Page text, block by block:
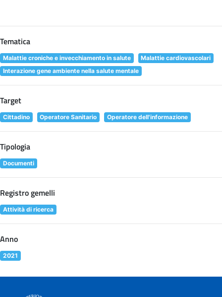
Tematica
Malattie croniche e invecchiamento in salute
Malattie cardiovascolari
Interazione gene ambiente nella salute mentale
Target
Cittadino Operatore Sanitario Operatore dell'informazione
Tipologia
Documenti
Registro gemelli
Attività di ricerca
Anno
2021